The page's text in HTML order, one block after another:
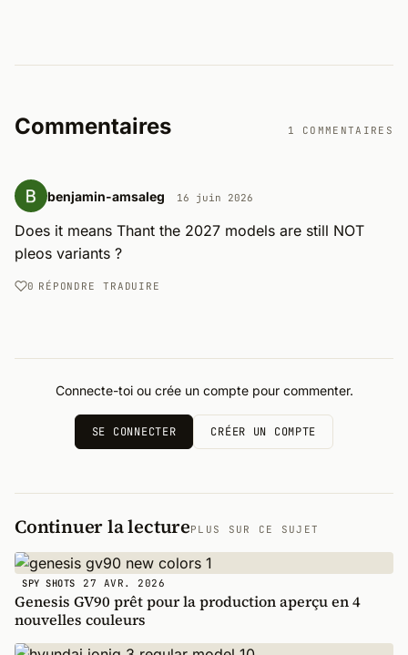
Commentaires 1 COMMENTAIRES
benjamin-amsaleg 16 juin 2026
Does it means Thant the 2027 models are still NOT
pleos variants ?
0 RÉPONDRE TRADUIRE
Connecte-toi ou crée un compte pour commenter.
SE CONNECTER CRÉER UN COMPTE
Continuer la lecturePLUS SUR CE SUJET
SPY SHOTS 27 AVR. 2026
Genesis GV90 prêt pour la production aperçu en 4
nouvelles couleurs